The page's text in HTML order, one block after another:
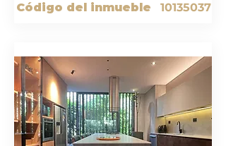
Código del inmueble
10135037